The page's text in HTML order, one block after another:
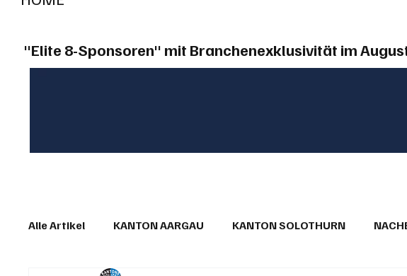
"Elite 8-Sponsoren" mit Branchenexklusivität im
Alle Artikel KANTON AARGAU KANTON SOLOTHURN